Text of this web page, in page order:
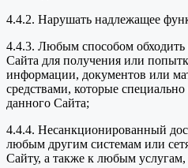
4.4.2. Нарушать надлежащее
4.4.3. Любым способом
Сайта для получения или
информации, документов или
средствами, которые
данного Сайта;
4.4.4. Несанкционированный
любым другим системам или
Сайту, а также к любым